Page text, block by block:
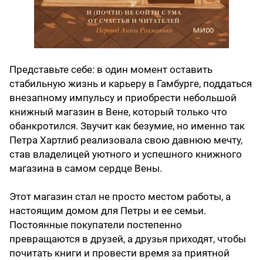
Представьте себе: в один момент оставить
стабильную жизнь и карьеру в Гамбурге, поддаться
внезапному импульсу и приобрести небольшой
книжный магазин в Вене, который только что
обанкротился. Звучит как безумие, но именно так
Петра Хартлиб реализовала свою давнюю мечту,
став владелицей уютного и успешного книжного
магазина в самом сердце Вены.
Этот магазин стал не просто местом работы, а
настоящим домом для Петры и ее семьи.
Постоянные покупатели постепенно
превращаются в друзей, а друзья приходят, чтобы
почитать книги и провести время за приятной